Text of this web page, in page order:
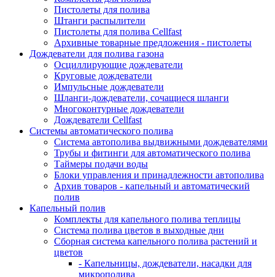
Пистолеты для полива
Штанги распылители
Пистолеты для полива Cellfast
Архивные товарные предложения - пистолеты
Дождеватели для полива газона
Осциллирующие дождеватели
Круговые дождеватели
Импульсные дождеватели
Шланги-дождеватели, сочащиеся шланги
Многоконтурные дождеватели
Дождеватели Cellfast
Системы автоматического полива
Система автополива выдвижными дождевателями
Трубы и фитинги для автоматического полива
Таймеры подачи воды
Блоки управления и принадлежности автополива
Архив товаров - капельный и автоматический
полив
Капельный полив
Комплекты для капельного полива теплицы
Система полива цветов в выходные дни
Сборная система капельного полива растений и
цветов
- Капельницы, дождеватели, насадки для
микрополива